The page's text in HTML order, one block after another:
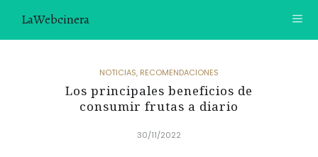
LaWebcinera
VIDEORECETAS
NOTICIAS, RECOMENDACIONES
Los principales beneficios de
consumir frutas a diario
30/11/2022